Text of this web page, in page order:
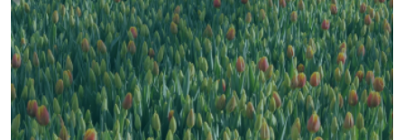
Zaxriddin Flower Plantation, питомник
Ташкентская область, Зангиатинский р-н, ул.
Канимаева, д. 9
«ЁЛЫ-ПАЛЫ», питомник декоративных